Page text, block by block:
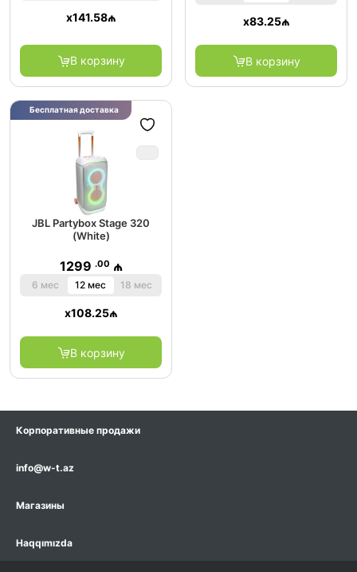
x141.58₼
В корзину
x83.25₼
В корзину
JBL Partybox Stage 320
(White)
1299 .00 ₼
6 мес 12 мес 18 мес
x108.25₼
В корзину
Бесплатная доставка
Корпоративные продажи
info@w-t.az
Магазины
Haqqımızda